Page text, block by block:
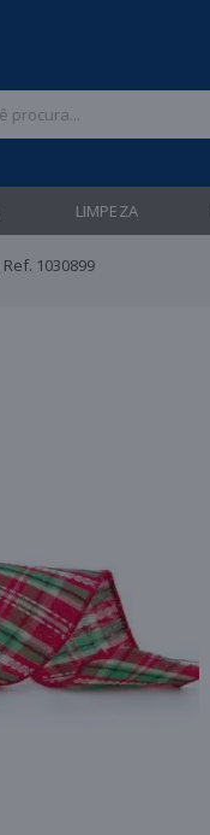
LIMPEZA
1030899